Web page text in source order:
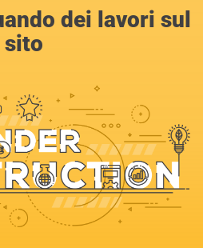
dei lavori sul
sito